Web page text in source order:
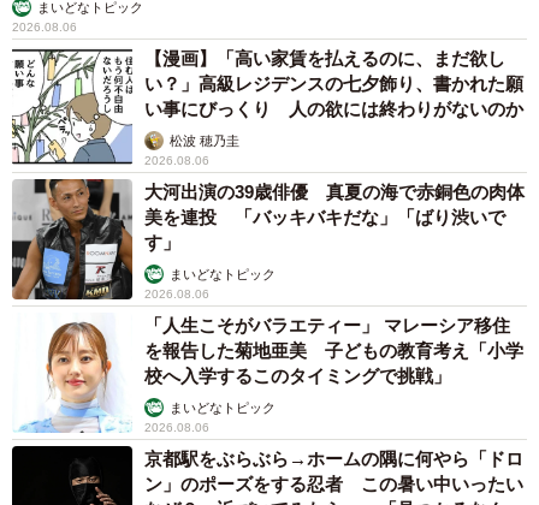
・新車価格：319万8800円
【エクストレイル（T32型）2.0Xiハイブリッド 2WD】
・中古車相場（2020年式）：約160万円～240万円
ヴェゼル（RV系）e:HEV Zグレードは上級グレードという
こともあり装備は非常に充実している。その分、新車価格
はやや高めに設定されている。
一方、3代目エクストレイル（T32型）2.0Xiハイブリッドの
2WD中古車相場（2020年式）は下落傾向にある。これは後
継車である新型エクストレイル（T33型）が登場した影響に
よるものだ。2020年式の20Xi ハイブリッド（2WD）であ
れば、おおよそ160万～240万円と、ヴェゼル e:H Zに比べ
て80万～160万円ほど安価に手に入る。
「かわいいストーカーに追われています」甘えん坊な元保護
猫 最後は飼い主にダイブする姿に「間違いなく犬」「完全に
親子」と反響
梨木 香奈
2026.08.06
がんと片目の失明、3時間おきの壮絶な介護を
乗り越えた猫 「叶わないかもしれない」と覚
悟した19歳の誕生日を迎えて感動
古川 諭香
2026.08.06
「カニにアジをあげると青くなる」ほんと
に！？ 「自然の染色技術が凄い」と話題に
その理由とは…？
竹中 友一（RinToris）
2026.08.06